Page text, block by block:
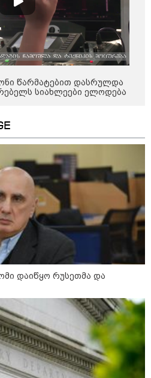
ეს ყვე­ლა­ფე­რი,
რბი­ლად რომ ვთქვა!" -
კალატოზიშვილი გიორგი
განცხადებას
ის ადგილია, საიდანაც
რამდენად
აქ ადამიანის
კობა ახალაძე
სადაც 12 წლის წინ
დადიანიძე გაუჩინარდა?
წარმატებით დასრულდა
სიახლეები ელოდება
დაიწყო რუსეთმა და